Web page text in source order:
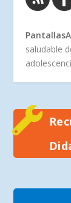
saludable